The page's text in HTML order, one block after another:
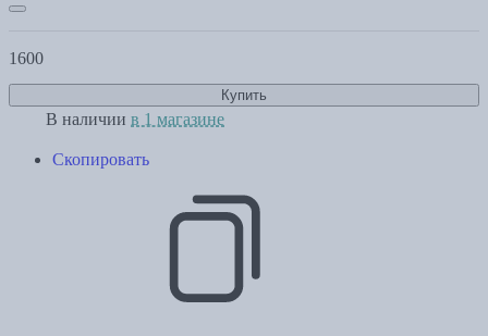
1600
Купить
В наличии в 1 магазине
Скопировать